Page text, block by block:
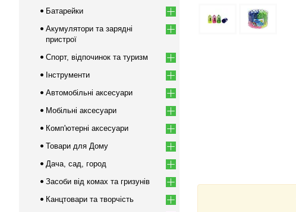
Батарейки
Акумулятори та зарядні
пристрої
Спорт, відпочинок та туризм
Інструменти
Автомобільні аксесуари
Мобільні аксесуари
Комп'ютерні аксесуари
Товари для Дому
Дача, сад, город
Засоби від комах та гризунів
Канцтовари та творчість